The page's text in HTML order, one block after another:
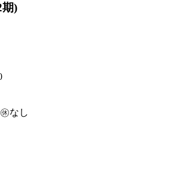
期)
なし